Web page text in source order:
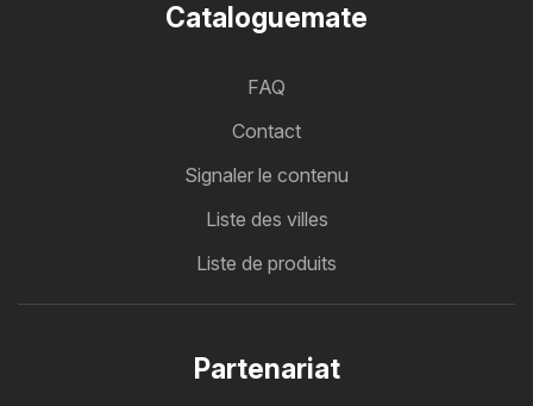
Cataloguemate
FAQ
Contact
Signaler le contenu
Liste des villes
Liste de produits
Partenariat